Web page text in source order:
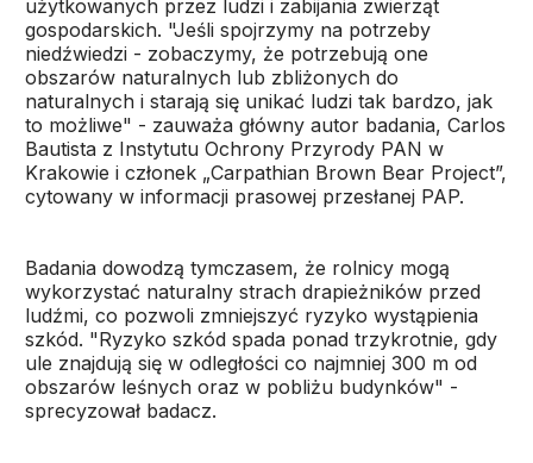
użytkowanych przez ludzi i zabijania zwierząt
gospodarskich. "Jeśli spojrzymy na potrzeby
niedźwiedzi - zobaczymy, że potrzebują one
obszarów naturalnych lub zbliżonych do
naturalnych i starają się unikać ludzi tak bardzo, jak
to możliwe" - zauważa główny autor badania, Carlos
Bautista z Instytutu Ochrony Przyrody PAN w
Krakowie i członek „Carpathian Brown Bear Project”,
cytowany w informacji prasowej przesłanej PAP.
Badania dowodzą tymczasem, że rolnicy mogą
wykorzystać naturalny strach drapieżników przed
ludźmi, co pozwoli zmniejszyć ryzyko wystąpienia
szkód. "Ryzyko szkód spada ponad trzykrotnie, gdy
ule znajdują się w odległości co najmniej 300 m od
obszarów leśnych oraz w pobliżu budynków" -
sprecyzował badacz.